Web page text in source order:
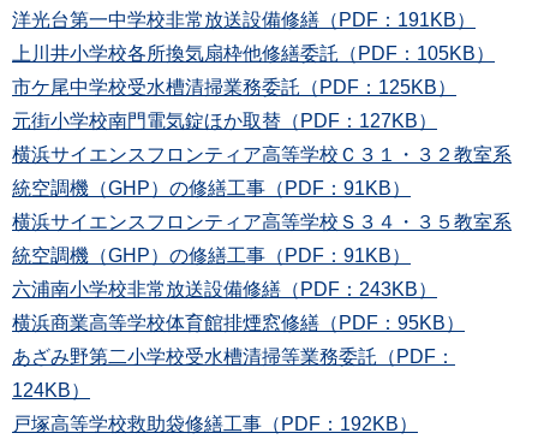
洋光台第一中学校非常放送設備修繕（PDF：191KB）
上川井小学校各所換気扇枠他修繕委託（PDF：105KB）
市ケ尾中学校受水槽清掃業務委託（PDF：125KB）
元街小学校南門電気錠ほか取替（PDF：127KB）
横浜サイエンスフロンティア高等学校Ｃ３１・３２教室系
統空調機（GHP）の修繕工事（PDF：91KB）
横浜サイエンスフロンティア高等学校Ｓ３４・３５教室系
統空調機（GHP）の修繕工事（PDF：91KB）
六浦南小学校非常放送設備修繕（PDF：243KB）
横浜商業高等学校体育館排煙窓修繕（PDF：95KB）
あざみ野第二小学校受水槽清掃等業務委託（PDF：
124KB）
戸塚高等学校救助袋修繕工事（PDF：192KB）